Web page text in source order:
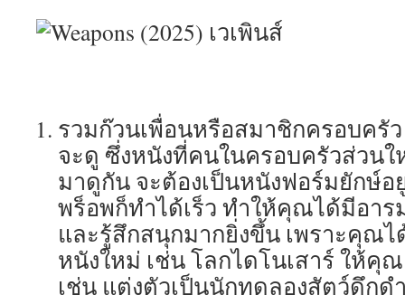
รวมก๊วนเพื่อนหรือสมาชิกครอบครั
จะดู ซึ่งหนังที่คนในครอบครัวส่วน
มาดูกัน จะต้องเป็นหนังฟอร์มยักษ์อ
พร็อพก็ทำได้เร็ว ทำให้คุณได้มีอาร
และรู้สึกสนุกมากยิ่งขึ้น เพราะคุณ
หนังใหม่ เช่น โลกไดโนเสาร์ ให้คุ
เช่น แต่งตัวเป็นนักทดลองสัตว์ดึก